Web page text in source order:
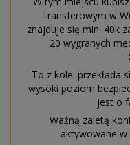
transferowym w
znajduje się min. 40k
20 wygranych
To z kolei przekłada
wysoki poziom
jest o
Ważną zaletą
aktywowane w